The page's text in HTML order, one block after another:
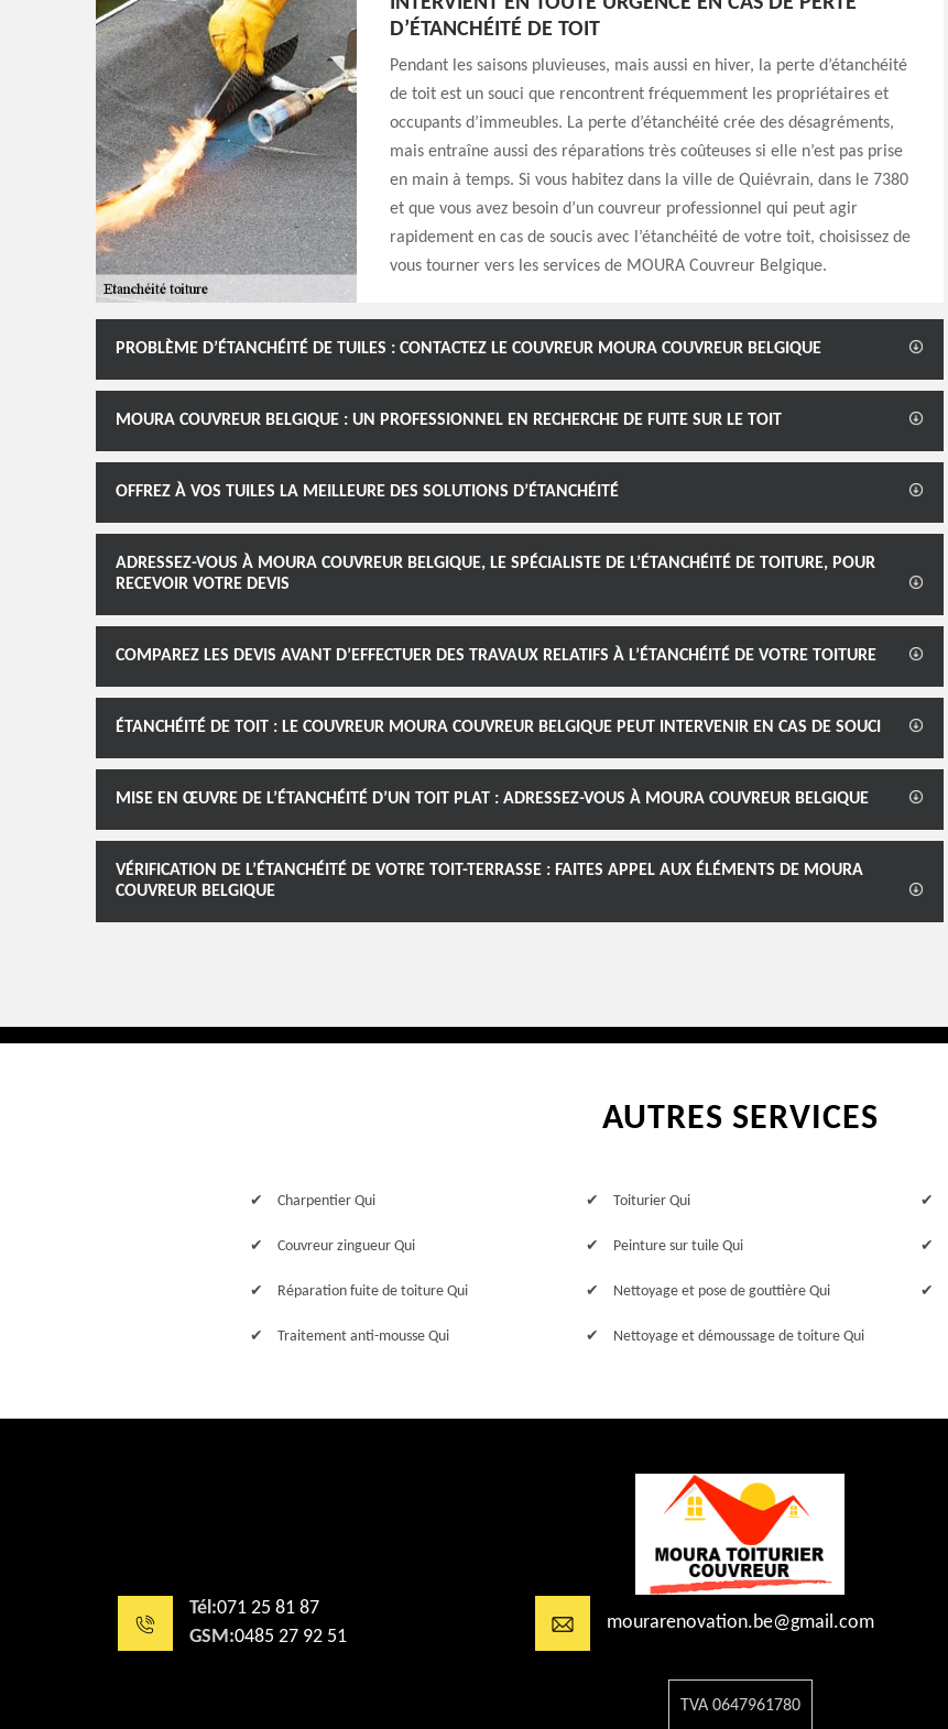
D’ÉTANCHÉITÉ DE TOIT
Pendant les saisons pluvieuses, mais aussi en hiver, la perte d’étanchéité
de toit est un souci que rencontrent fréquemment les propriétaires et
occupants d’immeubles. La perte d’étanchéité crée des désagréments,
mais entraîne aussi des réparations très coûteuses si elle n’est pas prise
en main à temps. Si vous habitez dans la ville de Quiévrain, dans le 7380
et que vous avez besoin d’un couvreur professionnel qui peut agir
rapidement en cas de soucis avec l’étanchéité de votre toit, choisissez de
vous tourner vers les services de MOURA Couvreur Belgique.
PROBLÈME D’ÉTANCHÉITÉ DE TUILES : CONTACTEZ LE COUVREUR MOURA COUVREUR BELGIQUE
MOURA COUVREUR BELGIQUE : UN PROFESSIONNEL EN RECHERCHE DE FUITE SUR LE TOIT
OFFREZ À VOS TUILES LA MEILLEURE DES SOLUTIONS D’ÉTANCHÉITÉ
ADRESSEZ-VOUS À MOURA COUVREUR BELGIQUE, LE SPÉCIALISTE DE L’ÉTANCHÉITÉ DE TOITURE, POUR
RECEVOIR VOTRE DEVIS
COMPAREZ LES DEVIS AVANT D’EFFECTUER DES TRAVAUX RELATIFS À L’ÉTANCHÉITÉ DE VOTRE TOITURE
ÉTANCHÉITÉ DE TOIT : LE COUVREUR MOURA COUVREUR BELGIQUE PEUT INTERVENIR EN CAS DE SOUCI
MISE EN ŒUVRE DE L’ÉTANCHÉITÉ D’UN TOIT PLAT : ADRESSEZ-VOUS À MOURA COUVREUR BELGIQUE
VÉRIFICATION DE L’ÉTANCHÉITÉ DE VOTRE TOIT-TERRASSE : FAITES APPEL AUX ÉLÉMENTS DE MOURA
COUVREUR BELGIQUE
AUTRES SERVICES
Charpentier Qui
Couvreur zingueur Qui
Réparation fuite de toiture Qui
Traitement anti-mousse Qui
Toiturier Qui
Peinture sur tuile Qui
Nettoyage et pose de gouttière Qui
Nettoyage et démoussage de toiture Qui
Tél:071 25 81 87
GSM:0485 27 92 51
mourarenovation.be@gmail.com
TVA 0647961780